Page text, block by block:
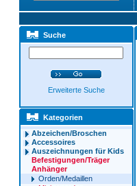
Suche
Erweiterte Suche
Kategorien
Abzeichen/Broschen
Accessoires
Auszeichnungen für Kids
Befestigungen/Träger
Anhänger
Orden/Medaillen